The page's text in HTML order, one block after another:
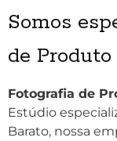
Somos
de
Fotografia de
Estúdio
Barato, nossa